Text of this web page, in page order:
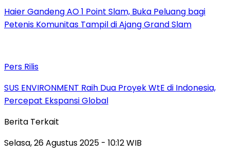
Haier Gandeng AO 1 Point Slam, Buka Peluang bagi
Petenis Komunitas Tampil di Ajang Grand Slam
Pers Rilis
SUS ENVIRONMENT Raih Dua Proyek WtE di Indonesia,
Percepat Ekspansi Global
Berita Terkait
Selasa, 26 Agustus 2025 - 10:12 WIB